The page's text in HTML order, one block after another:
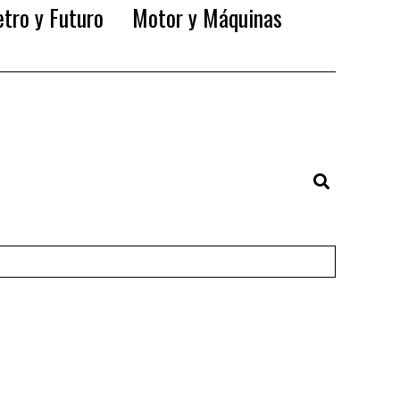
y Futuro Motor y Máquinas